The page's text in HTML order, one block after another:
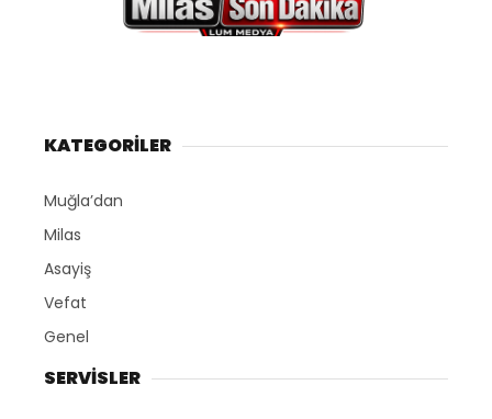
KATEGORİLER
Muğla’dan
Milas
Asayiş
Vefat
Genel
SERVİSLER